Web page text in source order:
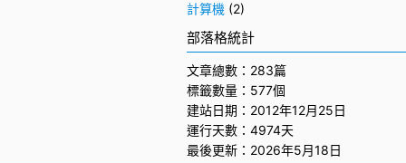
計算機 (2)
部落格統計
文章總數：283篇
標籤數量：577個
建站日期：2012年12月25日
運行天數：4974天
最後更新：2026年5月18日